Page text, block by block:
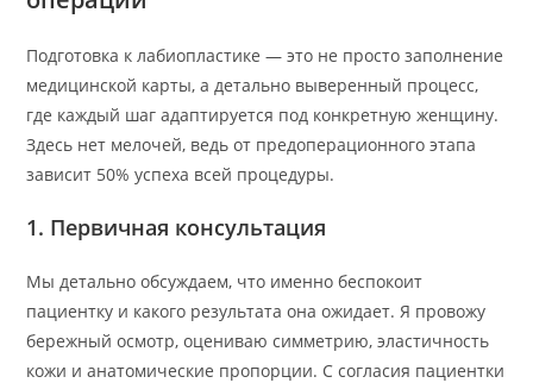
Подготовка к лабиопластике — это не просто заполнение
медицинской карты, а детально выверенный процесс,
где каждый шаг адаптируется под конкретную женщину.
Здесь нет мелочей, ведь от предоперационного этапа
зависит 50% успеха всей процедуры.
1. Первичная консультация
Мы детально обсуждаем, что именно беспокоит
пациентку и какого результата она ожидает. Я провожу
бережный осмотр, оцениваю симметрию, эластичность
кожи и анатомические пропорции. С согласия пациентки